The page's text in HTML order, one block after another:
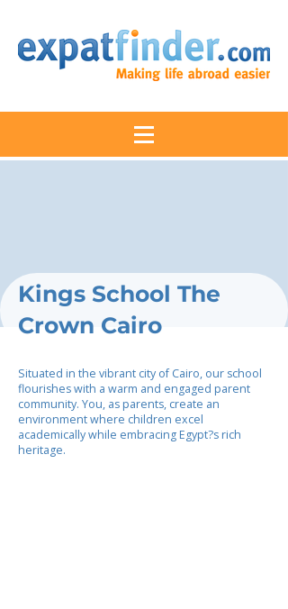
Kings School The
Crown Cairo
Situated in the vibrant city of Cairo, our school
flourishes with a warm and engaged parent
community. You, as parents, create an
environment where children excel
academically while embracing Egypt?s rich
heritage.